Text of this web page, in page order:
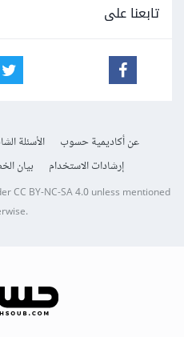
تابعنا على
عن أكاديمية حسوب الأسئلة
إرشادات الاستخدام
بيان
CC BY-NC-SA 4.0unless mentioned